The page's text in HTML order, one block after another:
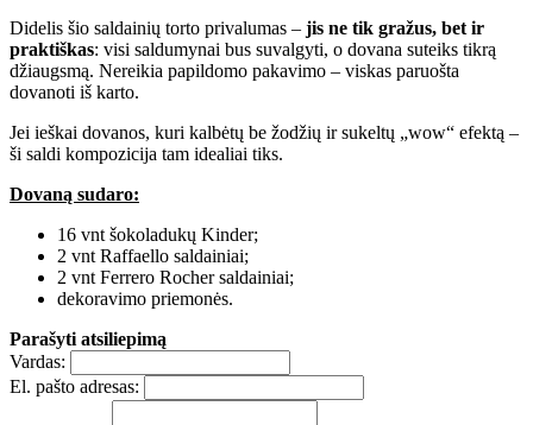
Didelis šio saldainių torto privalumas – jis ne tik gražus, bet ir
praktiškas: visi saldumynai bus suvalgyti, o dovana suteiks tikrą
džiaugsmą. Nereikia papildomo pakavimo – viskas paruošta
dovanoti iš karto.
Jei ieškai dovanos, kuri kalbėtų be žodžių ir sukeltų „wow“ efektą –
ši saldi kompozicija tam idealiai tiks.
Dovaną sudaro:
16 vnt šokoladukų Kinder;
2 vnt Raffaello saldainiai;
2 vnt Ferrero Rocher saldainiai;
dekoravimo priemonės.
Parašyti atsiliepimą
Vardas:
El. pašto adresas: